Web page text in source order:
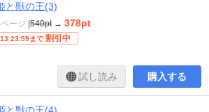
と獣の王(3)
ージ 540pt → 378pt
23:59まで 割引中
試し読み 購入する